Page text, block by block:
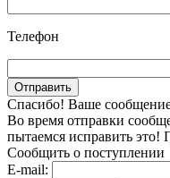
Телефон
Спасибо! Ваше
Во время отправки
пытаемся исправить это!
Сообщить о поступлении
E-mail: